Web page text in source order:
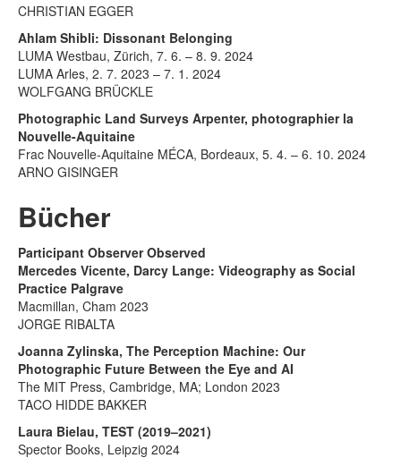
CHRISTIAN EGGER
Ahlam Shibli: Dissonant Belonging
LUMA Westbau, Zürich, 7. 6. – 8. 9. 2024
LUMA Arles, 2. 7. 2023 – 7. 1. 2024
WOLFGANG BRÜCKLE
Photographic Land Surveys Arpenter, photographier la
Nouvelle-Aquitaine
Frac Nouvelle-Aquitaine MÉCA, Bordeaux, 5. 4. – 6. 10. 2024
ARNO GISINGER
Bücher
Participant Observer Observed
Mercedes Vicente, Darcy Lange: Videography as Social
Practice Palgrave
Macmillan, Cham 2023
JORGE RIBALTA
Joanna Zylinska, The Perception Machine: Our
Photographic Future Between the Eye and AI
The MIT Press, Cambridge, MA; London 2023
TACO HIDDE BAKKER
Laura Bielau, TEST (2019–2021)
Spector Books, Leipzig 2024